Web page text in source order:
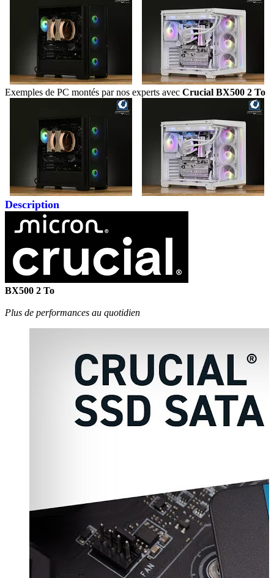
Exemples de PC montés par nos experts avec Crucial BX500 2 To
Description
BX500 2 To
Plus de performances au quotidien